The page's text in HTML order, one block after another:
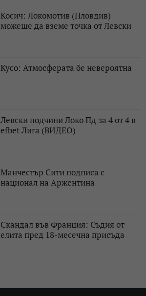
Косич: Локомотив (Пловдив)
можеше да вземе точка от Левски
Кусо: Атмосферата бе невероятна
Левски подчини Локо Пд за 4 от 4 в
efbet Лига (ВИДЕО)
Манчестър Сити подписа с
национал на Аржентина
Скандал във Франция: Съдия от
елита пред 18-месечна присъда